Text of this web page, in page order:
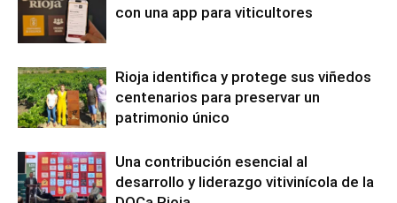
con una app para viticultores
Rioja identifica y protege sus viñedos
centenarios para preservar un
patrimonio único
Una contribución esencial al
desarrollo y liderazgo vitivinícola de la